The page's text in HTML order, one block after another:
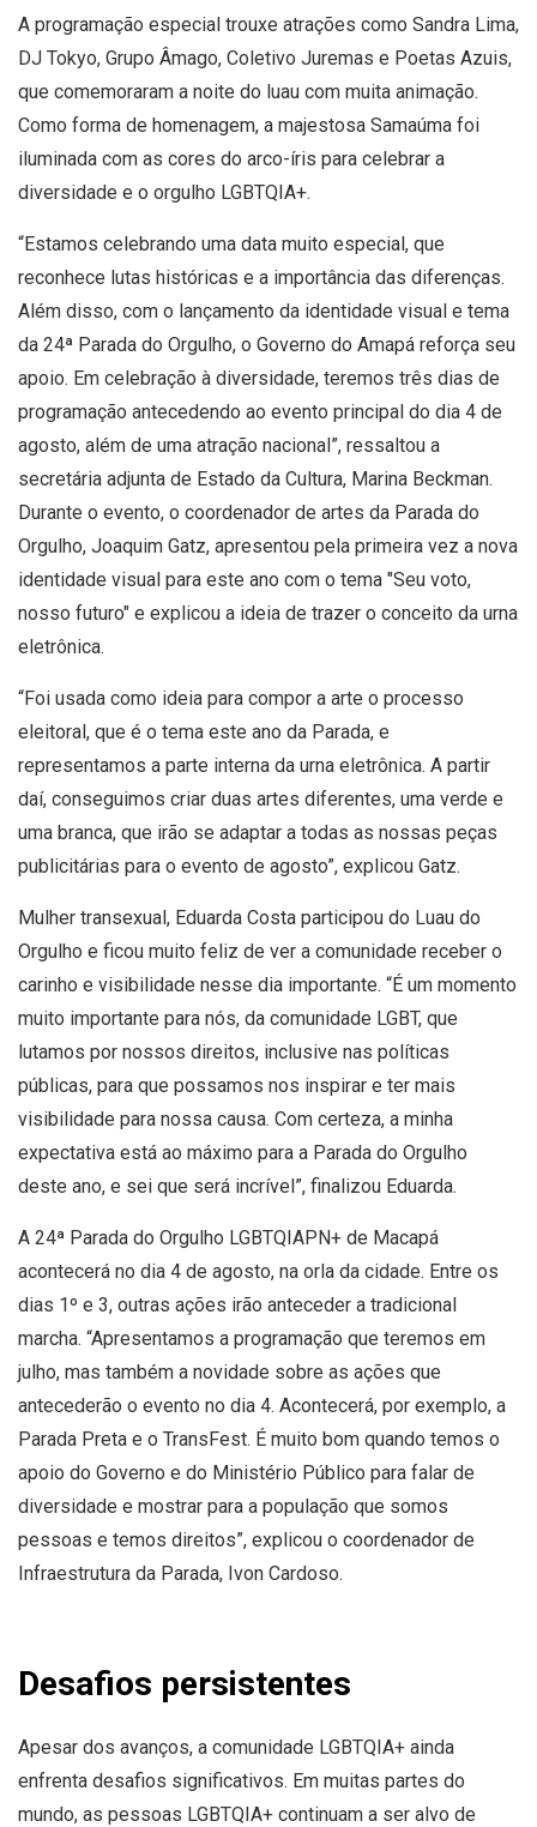
A programação especial trouxe atrações como Sandra Lima,
DJ Tokyo, Grupo Âmago, Coletivo Juremas e Poetas Azuis,
que comemoraram a noite do luau com muita animação.
Como forma de homenagem, a majestosa Samaúma foi
iluminada com as cores do arco-íris para celebrar a
diversidade e o orgulho LGBTQIA+.
“Estamos celebrando uma data muito especial, que
reconhece lutas históricas e a importância das diferenças.
Além disso, com o lançamento da identidade visual e tema
da 24ª Parada do Orgulho, o Governo do Amapá reforça seu
apoio. Em celebração à diversidade, teremos três dias de
programação antecedendo ao evento principal do dia 4 de
agosto, além de uma atração nacional”, ressaltou a
secretária adjunta de Estado da Cultura, Marina Beckman.
Durante o evento, o coordenador de artes da Parada do
Orgulho, Joaquim Gatz, apresentou pela primeira vez a nova
identidade visual para este ano com o tema "Seu voto,
nosso futuro" e explicou a ideia de trazer o conceito da urna
eletrônica.
“Foi usada como ideia para compor a arte o processo
eleitoral, que é o tema este ano da Parada, e
representamos a parte interna da urna eletrônica. A partir
daí, conseguimos criar duas artes diferentes, uma verde e
uma branca, que irão se adaptar a todas as nossas peças
publicitárias para o evento de agosto”, explicou Gatz.
Mulher transexual, Eduarda Costa participou do Luau do
Orgulho e ficou muito feliz de ver a comunidade receber o
carinho e visibilidade nesse dia importante. “É um momento
muito importante para nós, da comunidade LGBT, que
lutamos por nossos direitos, inclusive nas políticas
públicas, para que possamos nos inspirar e ter mais
visibilidade para nossa causa. Com certeza, a minha
expectativa está ao máximo para a Parada do Orgulho
deste ano, e sei que será incrível”, finalizou Eduarda.
A 24ª Parada do Orgulho LGBTQIAPN+ de Macapá
acontecerá no dia 4 de agosto, na orla da cidade. Entre os
dias 1º e 3, outras ações irão anteceder a tradicional
marcha. “Apresentamos a programação que teremos em
julho, mas também a novidade sobre as ações que
antecederão o evento no dia 4. Acontecerá, por exemplo, a
Parada Preta e o TransFest. É muito bom quando temos o
apoio do Governo e do Ministério Público para falar de
diversidade e mostrar para a população que somos
pessoas e temos direitos”, explicou o coordenador de
Infraestrutura da Parada, Ivon Cardoso.
Desafios persistentes
Apesar dos avanços, a comunidade LGBTQIA+ ainda
enfrenta desafios significativos. Em muitas partes do
mundo, as pessoas LGBTQIA+ continuam a ser alvo de